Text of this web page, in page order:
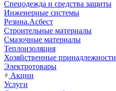
Спецодежда и средства защиты
Инженерные системы
Резина.Асбест
Строительные материалы
Смазочные материалы
Теплоизоляция
Хозяйственные принадлежности
Электротовары
Акции
Услуги